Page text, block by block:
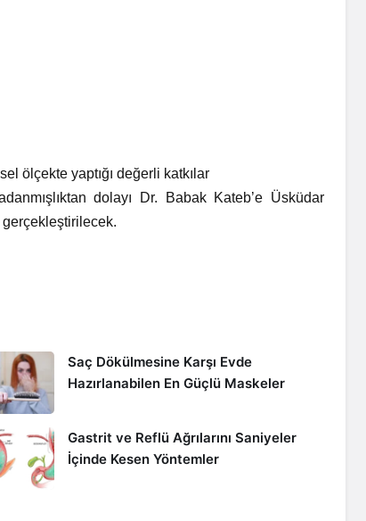
ölçekte yaptığı değerli katkılar
dolayı Dr. Babak Kateb’e Üsküdar
gerçekleştirilecek.
Saç Dökülmesine Karşı Evde
Hazırlanabilen En Güçlü Maskeler
Gastrit ve Reflü Ağrılarını Saniyeler
İçinde Kesen Yöntemler